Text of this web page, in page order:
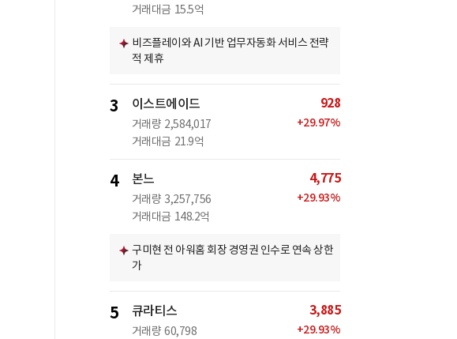
거래대금 15.5억
비즈플레이와 AI 기반 업무자동화 서비스 전략
적 제휴
3 이스트에이드
거래량 2,584,017
거래대금 21.9억
928
+29.97%
4 본느
거래량 3,257,756
거래대금 148.2억
4,775
+29.93%
구미현 전 아워홈 회장 경영권 인수로 연속 상한
가
5 큐라티스
거래량 60,798
3,885
+29.93%